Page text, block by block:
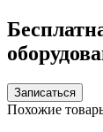
Записаться
Похожие